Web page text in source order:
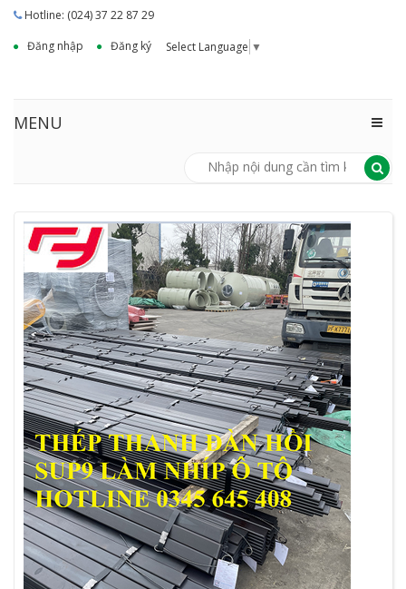
Hotline: (024) 37 22 87 29
Đăng nhập
Đăng ký Select Language ▼
MENU